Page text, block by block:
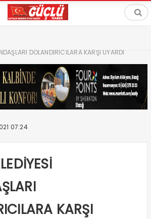
DOLANDIRICILARA KARŞI UYARDI
07:24
KARŞI